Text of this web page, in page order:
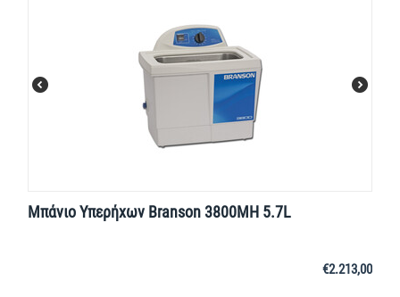
Μπάνιο Υπερήχων Branson 3800MH 5.7L
€2.213,00